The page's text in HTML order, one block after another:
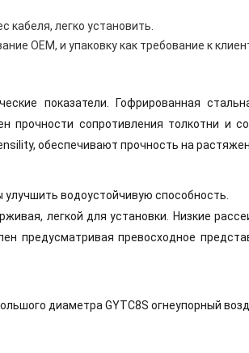
кабеля, легко установить.
OEM, и упаковку как требование к
показатели. Гофрированная
прочности сопротивления толкотни и
обеспечивают прочность на
водоустойчивую способность.
легкой для установки. Низкие
предусматривая превосходное
диаметра GYTC8S огнеупорный